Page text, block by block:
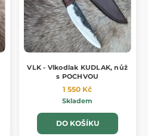
VLK - Vlkodlak KUDLAK, nůž
s POCHVOU
1 550 Kč
Skladem
DO KOŠÍKU